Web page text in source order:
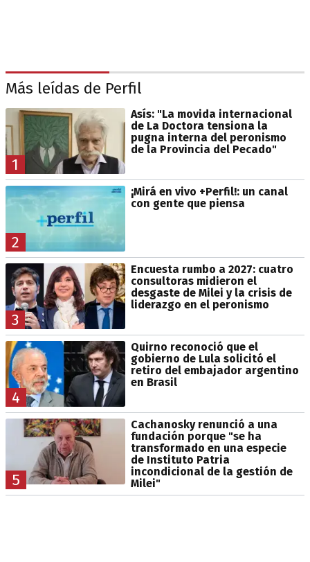
Más leídas de Perfil
1
Asís: "La movida internacional
de La Doctora tensiona la
pugna interna del peronismo
de la Provincia del Pecado"
2
¡Mirá en vivo +Perfil!: un canal
con gente que piensa
3
Encuesta rumbo a 2027: cuatro
consultoras midieron el
desgaste de Milei y la crisis de
liderazgo en el peronismo
4
Quirno reconoció que el
gobierno de Lula solicitó el
retiro del embajador argentino
en Brasil
5
Cachanosky renunció a una
fundación porque "se ha
transformado en una especie
de Instituto Patria
incondicional de la gestión de
Milei"